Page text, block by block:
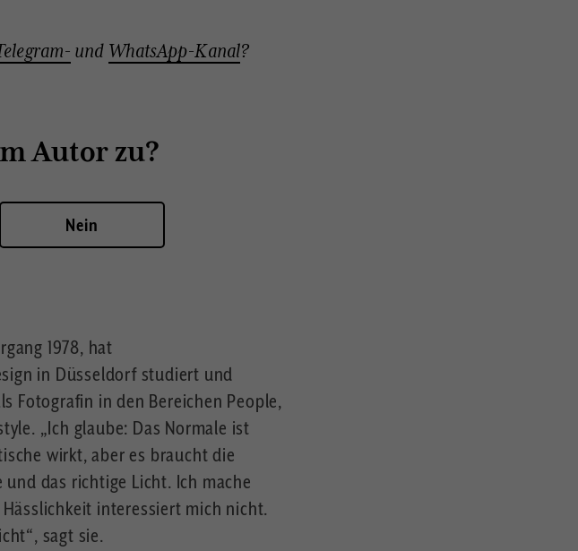
und WhatsApp-Kanal?
Autor zu?
Nein
1978, hat
in Düsseldorf studiert und
Fotografin in den Bereichen People,
„Ich glaube: Das Normale ist
wirkt, aber es braucht die
und das richtige Licht. Ich mache
interessiert mich nicht.
sagt sie.